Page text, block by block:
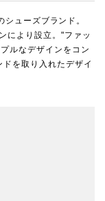
ューズブランド。
により設立。"ファッ
ルなデザインをコン
を取り入れたデザイ